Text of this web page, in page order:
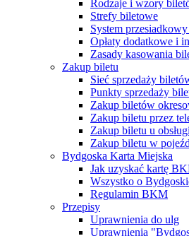
Rodzaje i wzory
Strefy biletowe
System
Opłaty dodatkowe i
Zasady kasowania
Zakup biletu
Sieć sprzedaży
Punkty sprzedaży
Zakup biletów
Zakup biletu przez
Zakup biletu u
Zakup biletu w
Bydgoska Karta Miejska
Jak uzyskać kartę
Wszystko o
Regulamin BKM
Przepisy
Uprawnienia do ulg
Uprawnienia